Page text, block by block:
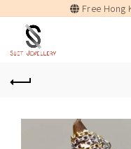
Free Hong